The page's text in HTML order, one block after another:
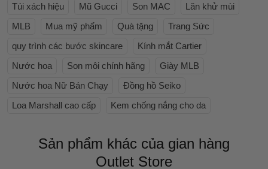
Túi xách hiệu Mũ Gucci Son MAC
Lăn khử mùi
MLB
Mua mỹ phẩm Quà tặng
Trang Sức
quy trình các bước skincare
Kính mắt Cartier
Nước hoa
Son môi chính hãng
Giày MLB
Nước hoa Nữ Bán Chạy
Đồng hồ Seiko
Loa Marshall cao cấp
Kem chống nắng cho da
Sản phẩm khác của gian hàng
Outlet Store